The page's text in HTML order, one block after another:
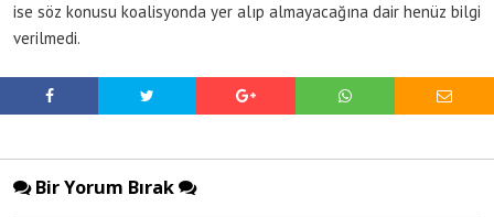
ise söz konusu koalisyonda yer alıp almayacağına dair henüz bilgi
verilmedi.
Bir Yorum Bırak